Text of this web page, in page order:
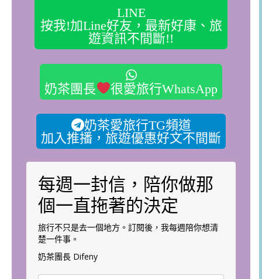
LINE
按我!加Line好友，最新好康、旅
遊資訊不間斷!!
奶茶團長 很愛旅行WhatsApp
奶茶愛旅行TG頻道
加入推播，旅遊優惠好文不間斷
每週一封信，陪你做那
個一直拖著的決定
旅行不只是去一個地方。訂閱後，我每週陪你想清
楚一件事。
奶茶團長 Difeny